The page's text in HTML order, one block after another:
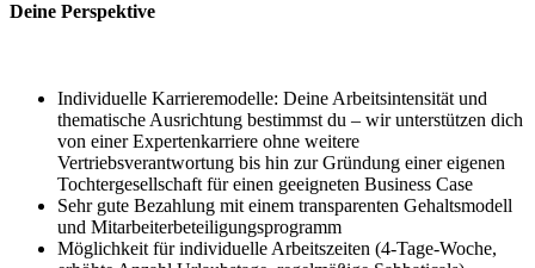
Deine Perspektive
Individuelle Karrieremodelle: Deine Arbeitsintensität und
thematische Ausrichtung bestimmst du – wir unterstützen dich
von einer Expertenkarriere ohne weitere
Vertriebsverantwortung bis hin zur Gründung einer eigenen
Tochtergesellschaft für einen geeigneten Business Case
Sehr gute Bezahlung mit einem transparenten Gehaltsmodell
und Mitarbeiterbeteiligungsprogramm
Möglichkeit für individuelle Arbeitszeiten (4-Tage-Woche,